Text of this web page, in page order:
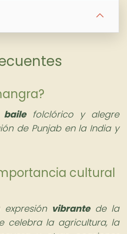
bailefolclórico y alegre
de Punjab en la India y
cultural
vibrantede la
celebra la agricultura, la